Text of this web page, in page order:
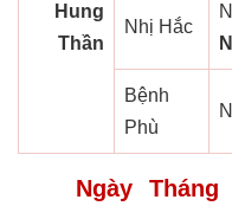
Hung
Thần
Nhị Hắc
Bệnh
Phù
Ngày Tháng